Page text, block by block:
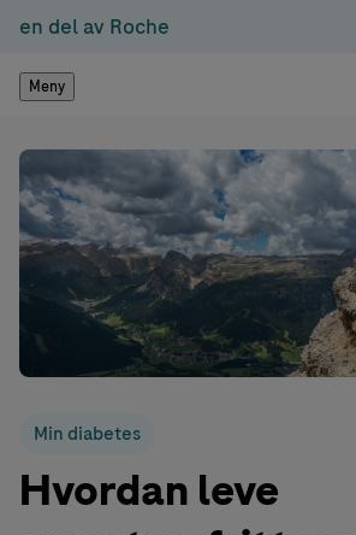
en del av Roche
Meny
Min diabetes
Hvordan leve